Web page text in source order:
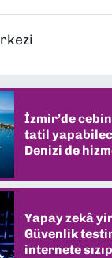
İzmir’de
tatil
Denizi de
Yapay zekâ
Güvenlik
internete